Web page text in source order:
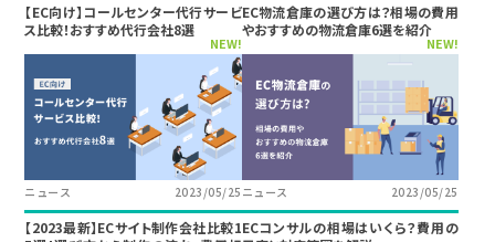
【EC向け】コールセンター代行サービ
ス比較！おすすめ代行会社8選
NEW!
ニュース 2023/05/25
EC物流倉庫の選び方は？相場の費用
やおすすめの物流倉庫6選を紹介
NEW!
ニュース 2023/05/25
【2023最新】ECサイト制作会社比較1ECコンサルの相場はいくら？費用の